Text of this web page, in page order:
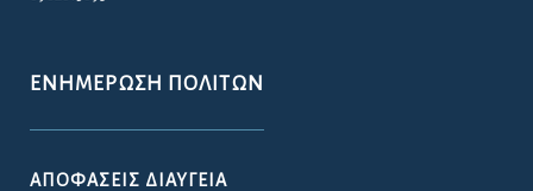
ΕΝΗΜΈΡΩΣΗ ΠΟΛΙΤΏΝ
ΑΠΟΦΆΣΕΙΣ ΔΙΑΎΓΕΙΑ